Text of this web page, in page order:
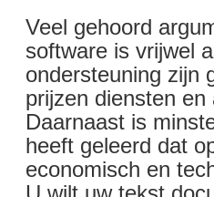
Veel gehoord
software is vrijwel
ondersteuning zijn
prijzen diensten
Daarnaast is
heeft geleerd dat
economisch en